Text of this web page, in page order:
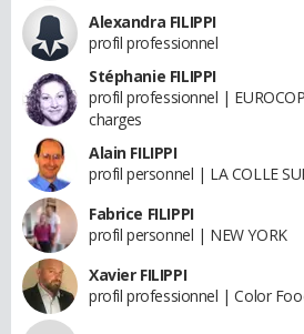
Alexandra FILIPPI
profil professionnel
Stéphanie FILIPPI
profil professionnel |
charges
Alain FILIPPI
profil personnel | LA COLLE
Fabrice FILIPPI
profil personnel | NEW YORK
Xavier FILIPPI
profil professionnel | Color